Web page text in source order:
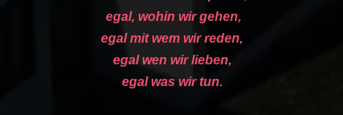
egal, wohin wir gehen,
egal mit wem wir reden,
egal wen wir lieben,
egal was wir tun.